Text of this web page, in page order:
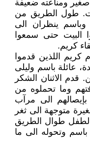
ومناعته ضعيفة
طول الطريق من
ينظران الى
البيت حتى سمعوا
كريم.
اللذين قدموا
عائلة باسم وليلى
قدم الاثنان الشكر
وما تحملوه من
الى مرآب
متوجهة الى ثغر
الطفل طوال الطريق
وتحوله الى ما